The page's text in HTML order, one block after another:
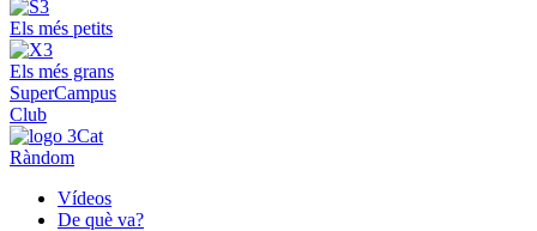
Els més petits
Els més grans
SuperCampus
Club
Ràndom
Vídeos
De què va?